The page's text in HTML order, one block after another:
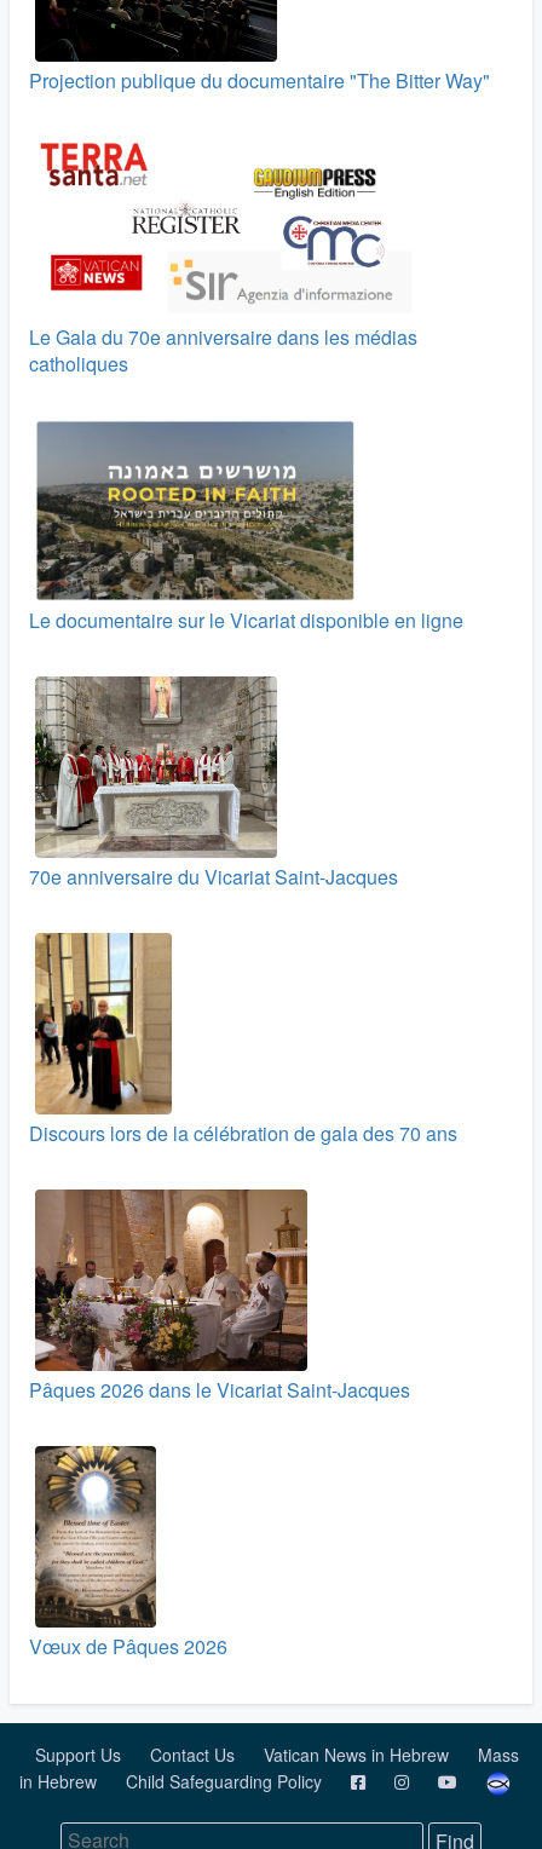
Projection publique du documentaire "The Bitter Way"
Le Gala du 70e anniversaire dans les médias
catholiques
Le documentaire sur le Vicariat disponible en ligne
70e anniversaire du Vicariat Saint-Jacques
Discours lors de la célébration de gala des 70 ans
Pâques 2026 dans le Vicariat Saint-Jacques
Vœux de Pâques 2026
Support Us Contact Us Vatican News in Hebrew
Mass
in Hebrew
Child Safeguarding Policy